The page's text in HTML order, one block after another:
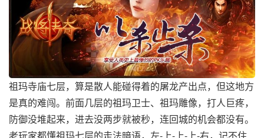
祖玛寺庙七层，算是散人能碰得着的屠龙产出点，但这地方
是真的难闯。前面几层的祖玛卫士、祖玛雕像，打人巨疼，
防御没堆起来，进去没两步就被秒，连回城的机会都没有。